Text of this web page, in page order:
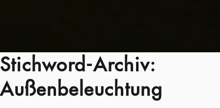
Stichword-Archiv:
Außenbeleuchtung